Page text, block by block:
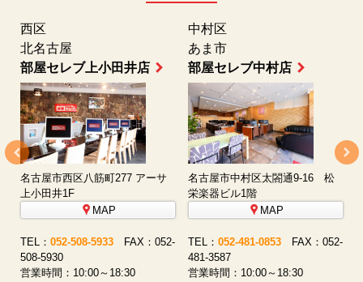
西区
北名古屋
部屋セレブ上小田井店
名古屋市西区八筋町277 アーサ
上小田井1F
MAP
TEL： 052-508-5933 FAX：052-
508-5930
営業時間：10:00～18:30
中村区
あま市
部屋セレブ中村店
名古屋市中村区太閤通9-16 松
栄楽器ビル1階
MAP
TEL： 052-481-0853 FAX：052-
481-3587
営業時間：10:00～18:30